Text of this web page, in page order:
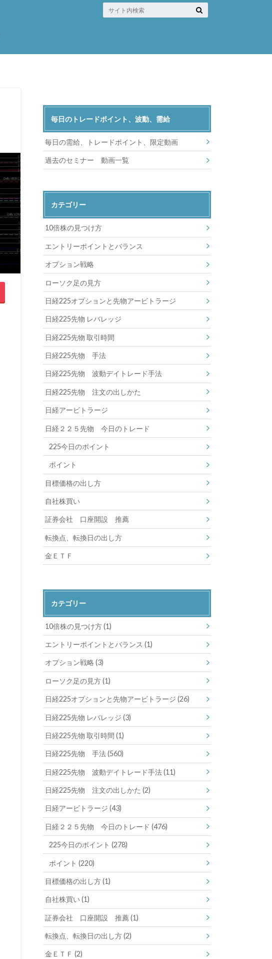
毎日のトレードポイント、波動、需給
毎日の需給、トレードポイント、限定動画
過去のセミナー 動画一覧
カテゴリー
10倍株の見つけ方
エントリーポイントとバランス
オプション戦略
ローソク足の見方
日経225オプションと先物アービトラージ
日経225先物 レバレッジ
日経225先物 取引時間
日経225先物 手法
日経225先物 波動デイトレード手法
日経225先物 注文の出しかた
日経アービトラージ
日経２２５先物 今日のトレード
225今日のポイント
ポイント
目標価格の出し方
自社株買い
証券会社 口座開設 推薦
転換点、転換日の出し方
金ＥＴＦ
カテゴリー
10倍株の見つけ方(1)
エントリーポイントとバランス(1)
オプション戦略(3)
ローソク足の見方(1)
日経225オプションと先物アービトラージ(26)
日経225先物 レバレッジ(3)
日経225先物 取引時間(1)
日経225先物 手法(560)
日経225先物 波動デイトレード手法(11)
日経225先物 注文の出しかた(2)
日経アービトラージ(43)
日経２２５先物 今日のトレード(476)
225今日のポイント (278)
ポイント (220)
目標価格の出し方(1)
自社株買い(1)
証券会社 口座開設 推薦(1)
転換点、転換日の出し方(2)
金ＥＴＦ(2)